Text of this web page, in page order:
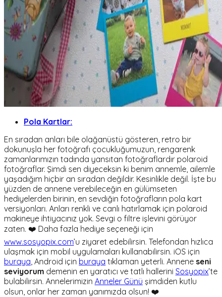
Pola Kartlar:
En sıradan anları bile olağanüstü gösteren, retro bir
dokunuşla her fotoğrafı çocukluğumuzun, rengarenk
zamanlarımızın tadında yansıtan fotoğraflardır polaroid
fotoğraflar. Şimdi sen diyeceksin ki benim annemle, ailemle
yaşadığım hiçbir an sıradan değildir. Kesinlikle değil. İşte bu
yüzden de annene verebileceğin en gülümseten
hediyelerden birinin, en sevdiğin fotoğrafların pola kart
versiyonları. Anları renkli ve canlı hatırlamak için polaroid
makineye ihtiyacınız yok. Sevgi o filtre işlevini görüyor
zaten. ❤️ Daha fazla hediye seçeneği için
www.sosyopix.com’u ziyaret edebilirsin. Telefondan hızlıca
ulaşmak için mobil uygulamaları kullanabilirsin. iOS için
buraya , Android için buraya tıklaman yeterli. Annene seni
seviyorum demenin en yaratıcı ve tatlı hallerini Sosyopix’te
bulabilirsin. Annelerimizin Anneler Günü şimdiden kutlu
olsun, onlar her zaman yanımızda olsun! ❤️